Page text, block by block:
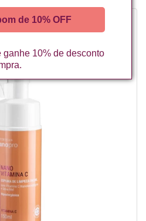
de 10% OFF
ganhe 10% de desconto